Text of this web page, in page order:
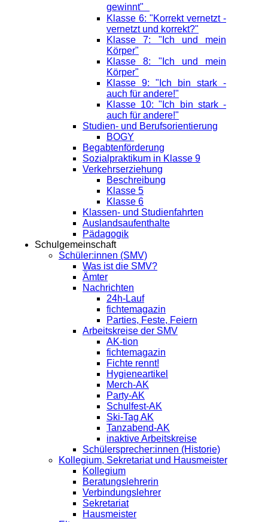
gewinnt"
Klasse 6: "Korrekt vernetzt -
vernetzt und korrekt?"
Klasse 7: "Ich und mein
Körper"
Klasse 8: "Ich und mein
Körper"
Klasse 9: "Ich bin stark -
auch für andere!"
Klasse 10: "Ich bin stark -
auch für andere!"
Studien- und Berufsorientierung
BOGY
Begabtenförderung
Sozialpraktikum in Klasse 9
Verkehrserziehung
Beschreibung
Klasse 5
Klasse 6
Klassen- und Studienfahrten
Auslandsaufenthalte
Pädagogik
Schulgemeinschaft
Schüler:innen (SMV)
Was ist die SMV?
Ämter
Nachrichten
24h-Lauf
fichtemagazin
Parties, Feste, Feiern
Arbeitskreise der SMV
AK-tion
fichtemagazin
Fichte rennt!
Hygieneartikel
Merch-AK
Party-AK
Schulfest-AK
Ski-Tag AK
Tanzabend-AK
inaktive Arbeitskreise
Schülersprecher:innen (Historie)
Kollegium, Sekretariat und Hausmeister
Kollegium
Beratungslehrerin
Verbindungslehrer
Sekretariat
Hausmeister